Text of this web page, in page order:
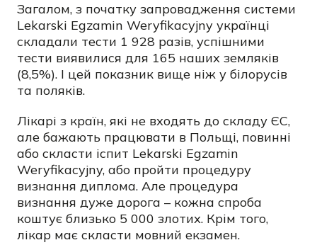
Загалом, з початку запровадження системи
Lekarski Egzamin Weryfikacyjny українці
складали тести 1 928 разів, успішними
тести виявилися для 165 наших земляків
(8,5%). І цей показник вище ніж у білорусів
та поляків.
Лікарі з країн, які не входять до складу ЄС,
але бажають працювати в Польщі, повинні
або скласти іспит Lekarski Egzamin
Weryfikacyjny, або пройти процедуру
визнання диплома. Але процедура
визнання дуже дорога – кожна спроба
коштує близько 5 000 злотих. Крім того,
лікар має скласти мовний екзамен.